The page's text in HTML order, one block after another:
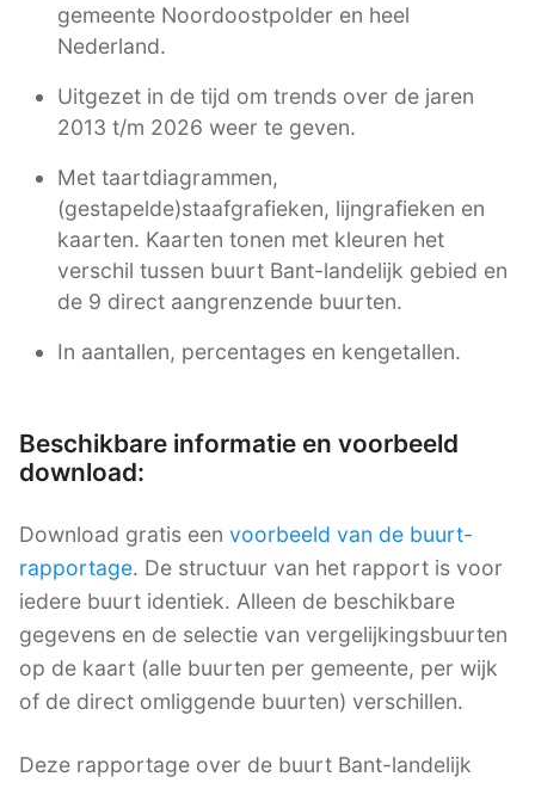
gemeente Noordoostpolder en heel
Nederland.
Uitgezet in de tijd om trends over de jaren
2013 t/m 2026 weer te geven.
Met taartdiagrammen,
(gestapelde)staafgrafieken, lijngrafieken en
kaarten. Kaarten tonen met kleuren het
verschil tussen buurt Bant-landelijk gebied en
de 9 direct aangrenzende buurten.
In aantallen, percentages en kengetallen.
Beschikbare informatie en voorbeeld
download:
Download gratis een voorbeeld van de buurt-
rapportage. De structuur van het rapport is voor
iedere buurt identiek. Alleen de beschikbare
gegevens en de selectie van vergelijkingsbuurten
op de kaart (alle buurten per gemeente, per wijk
of de direct omliggende buurten) verschillen.
Deze rapportage over de buurt Bant-landelijk